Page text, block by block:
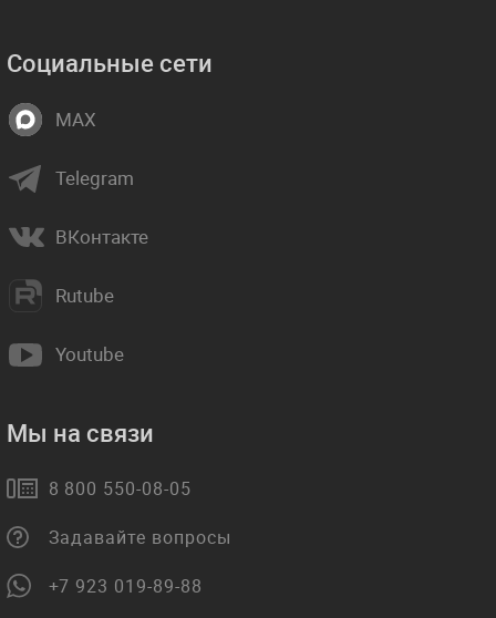
Социальные сети
MAX
Telegram
ВКонтакте
Rutube
Youtube
Мы на связи
8 800 550-08-05
Задавайте вопросы
+7 923 019-89-88